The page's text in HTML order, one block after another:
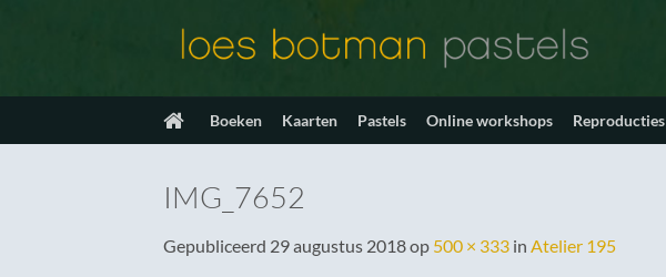
Boeken Kaarten Pastels Online workshops Reproducties
IMG_7652
Gepubliceerd 29 augustus 2018op 500 × 333 in Atelier 195